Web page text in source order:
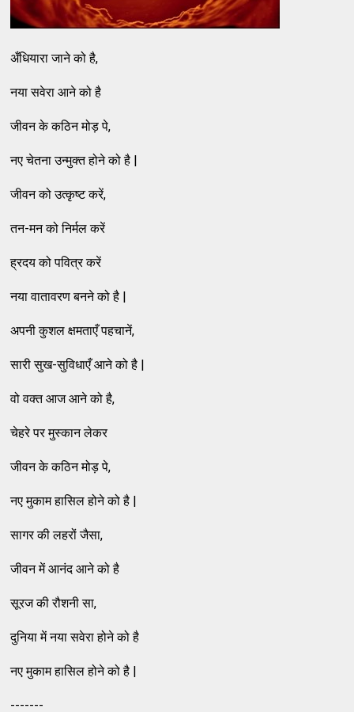
अँधियारा जाने को है,
नया सवेरा आने को है
जीवन के कठिन मोड़ पे,
नए चेतना उन्मुक्त होने को है |
जीवन को उत्कृष्ट करें,
तन-मन को निर्मल करें
ह्रदय को पवित्र करें
नया वातावरण बनने को है |
अपनी कुशल क्षमताएँ पहचानें,
सारी सुख-सुविधाएँ आने को है |
वो वक्त आज आने को है,
चेहरे पर मुस्कान लेकर
जीवन के कठिन मोड़ पे,
नए मुकाम हासिल होने को है |
सागर की लहरों जैसा,
जीवन में आनंद आने को है
सूरज की रौशनी सा,
दुनिया में नया सवेरा होने को है
नए मुकाम हासिल होने को है |
-------